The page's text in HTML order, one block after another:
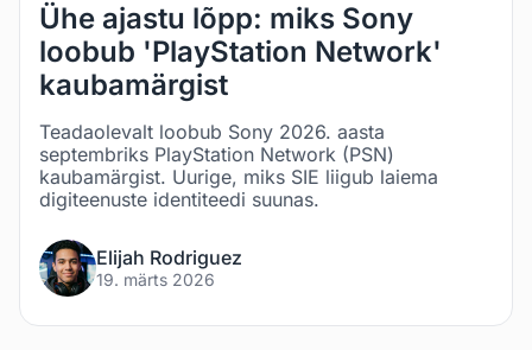
Ühe ajastu lõpp: miks Sony
loobub 'PlayStation Network'
kaubamärgist
Teadaolevalt loobub Sony 2026. aasta
septembriks PlayStation Network (PSN)
kaubamärgist. Uurige, miks SIE liigub laiema
digiteenuste identiteedi suunas.
Elijah Rodriguez
19. märts 2026